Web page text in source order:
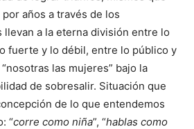
años a través de los
a la eterna división entre lo
fuerte y lo débil, entre lo público y
las mujeres” bajo la
de sobresalir. Situación que
de lo que entendemos
“corre como niña”, “hablas como